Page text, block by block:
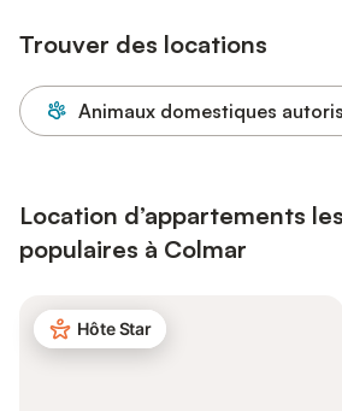
Trouver des locations
Animaux domestiques
Location d’appartements
populaires à Colmar
Hôte Star